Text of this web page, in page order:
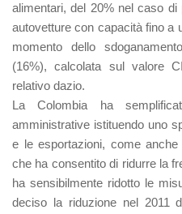
alimentari, del 20% nel caso
autovetture con capacità fino a
momento dello
(16%), calcolata sul valore
relativo dazio.
La Colombia ha
amministrative istituendo uno
e le esportazioni, come
che ha consentito di ridurre la
ha sensibilmente ridotto le
deciso la riduzione nel 2011